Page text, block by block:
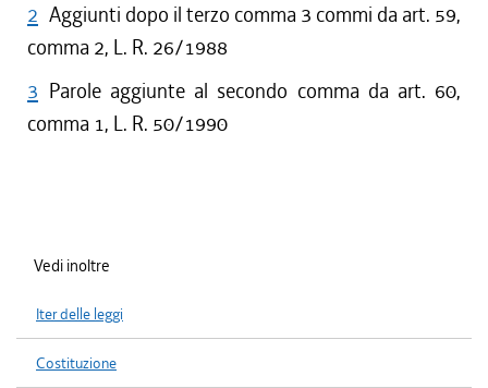
2 Aggiunti dopo il terzo comma 3 commi da art. 59,
comma 2, L. R. 26/1988
3 Parole aggiunte al secondo comma da art. 60,
comma 1, L. R. 50/1990
Vedi inoltre
Iter delle leggi
Costituzione